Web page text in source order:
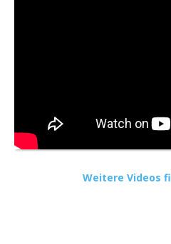
Weitere Videos